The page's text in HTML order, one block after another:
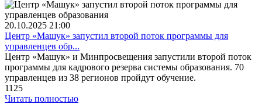
20.10.2025 21:00
Центр «Машук» запустил второй поток программы для
управленцев обр...
Центр «Машук» и Минпросвещения запустили второй поток
программы для кадрового резерва системы образования. 70
управленцев из 38 регионов пройдут обучение.
1125
Читать полностью